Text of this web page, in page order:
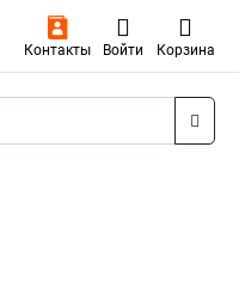
Контакты Войти Корзина